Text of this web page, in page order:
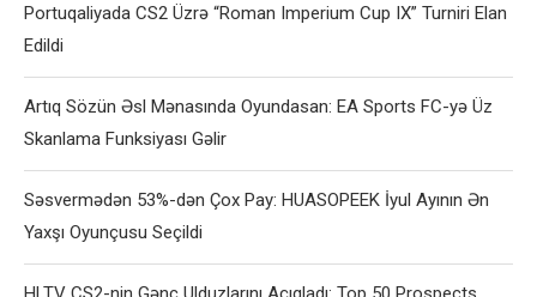
Portuqaliyada CS2 Üzrə “Roman Imperium Cup IX” Turniri Elan
Edildi
Artıq Sözün Əsl Mənasında Oyundasan: EA Sports FC-yə Üz
Skanlama Funksiyası Gəlir
Səsvermədən 53%-dən Çox Pay: HUASOPEEK İyul Ayının Ən
Yaxşı Oyunçusu Seçildi